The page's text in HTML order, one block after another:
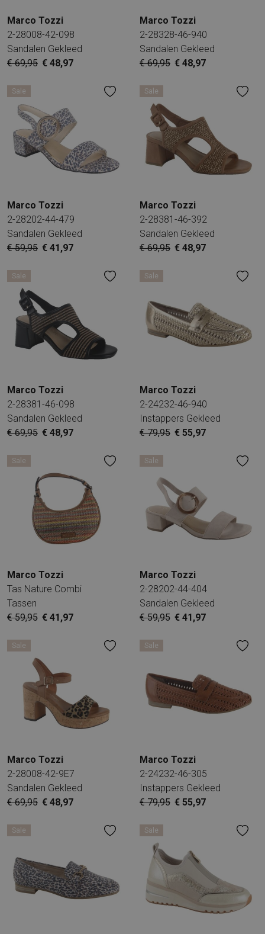
Marco Tozzi
2-28008-42-098
Sandalen Gekleed
€ 69,95 € 48,97
Marco Tozzi
2-28328-46-940
Sandalen Gekleed
€ 69,95 € 48,97
Sale
Marco Tozzi
2-28202-44-479
Sandalen Gekleed
€ 59,95 € 41,97
Sale
Marco Tozzi
2-28381-46-392
Sandalen Gekleed
€ 69,95 € 48,97
Sale
Marco Tozzi
2-28381-46-098
Sandalen Gekleed
€ 69,95 € 48,97
Sale
Marco Tozzi
2-24232-46-940
Instappers Gekleed
€ 79,95 € 55,97
Sale
Marco Tozzi
Tas Nature Combi
Tassen
€ 59,95 € 41,97
Sale
Marco Tozzi
2-28202-44-404
Sandalen Gekleed
€ 59,95 € 41,97
Sale
Marco Tozzi
2-28008-42-9E7
Sandalen Gekleed
€ 69,95 € 48,97
Sale
Marco Tozzi
2-24232-46-305
Instappers Gekleed
€ 79,95 € 55,97
Sale Sale